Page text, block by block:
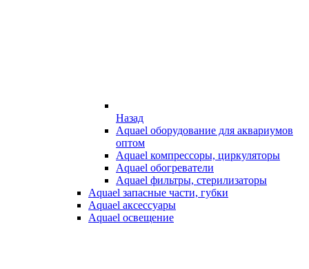
Назад
Aquael оборудование для аквариумов
оптом
Aquael компрессоры, циркуляторы
Aquael обогреватели
Aquael фильтры, стерилизаторы
Aquael запасные части, губки
Aquael аксессуары
Aquael освещение